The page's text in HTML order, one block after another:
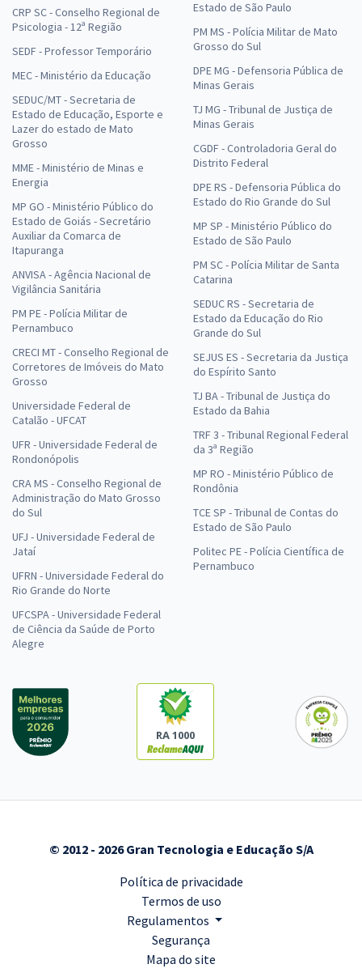
CRP SC - Conselho Regional de
Psicologia - 12ª Região
SEDF - Professor Temporário
MEC - Ministério da Educação
SEDUC/MT - Secretaria de
Estado de Educação, Esporte e
Lazer do estado de Mato
Grosso
MME - Ministério de Minas e
Energia
MP GO - Ministério Público do
Estado de Goiás - Secretário
Auxiliar da Comarca de
Itapuranga
ANVISA - Agência Nacional de
Vigilância Sanitária
PM PE - Polícia Militar de
Pernambuco
CRECI MT - Conselho Regional de
Corretores de Imóveis do Mato
Grosso
Universidade Federal de
Catalão - UFCAT
UFR - Universidade Federal de
Rondonópolis
CRA MS - Conselho Regional de
Administração do Mato Grosso
do Sul
UFJ - Universidade Federal de
Jataí
UFRN - Universidade Federal do
Rio Grande do Norte
UFCSPA - Universidade Federal
de Ciência da Saúde de Porto
Alegre
Estado de São Paulo
PM MS - Polícia Militar de Mato
Grosso do Sul
DPE MG - Defensoria Pública de
Minas Gerais
TJ MG - Tribunal de Justiça de
Minas Gerais
CGDF - Controladoria Geral do
Distrito Federal
DPE RS - Defensoria Pública do
Estado do Rio Grande do Sul
MP SP - Ministério Público do
Estado de São Paulo
PM SC - Polícia Militar de Santa
Catarina
SEDUC RS - Secretaria de
Estado da Educação do Rio
Grande do Sul
SEJUS ES - Secretaria da Justiça
do Espírito Santo
TJ BA - Tribunal de Justiça do
Estado da Bahia
TRF 3 - Tribunal Regional Federal
da 3ª Região
MP RO - Ministério Público de
Rondônia
TCE SP - Tribunal de Contas do
Estado de São Paulo
Politec PE - Polícia Científica de
Pernambuco
RA 1000
© 2012 - 2026 Gran Tecnologia e Educação S/A
Política de privacidade
Termos de uso
Regulamentos
Segurança
Mapa do site